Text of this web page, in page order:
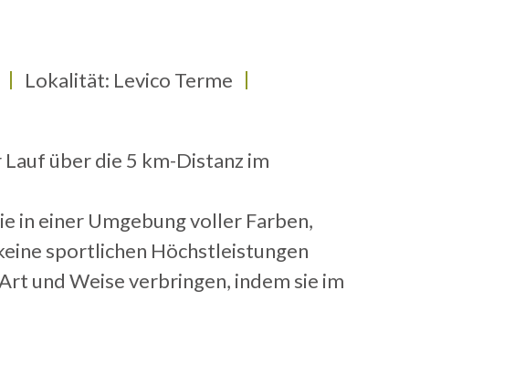
Lokalität: Levico Terme
über die 5 km-Distanz im
in einer Umgebung voller Farben,
sportlichen Höchstleistungen
und Weise verbringen, indem sie im